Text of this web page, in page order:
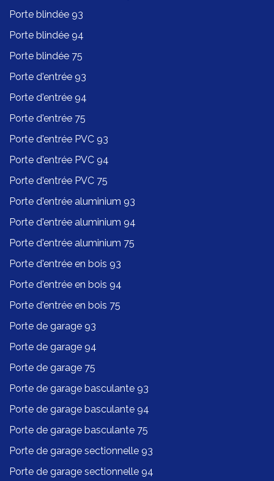
Porte blindée 93
Porte blindée 94
Porte blindée 75
Porte d'entrée 93
Porte d'entrée 94
Porte d'entrée 75
Porte d'entrée PVC 93
Porte d'entrée PVC 94
Porte d'entrée PVC 75
Porte d'entrée aluminium 93
Porte d'entrée aluminium 94
Porte d'entrée aluminium 75
Porte d'entrée en bois 93
Porte d'entrée en bois 94
Porte d'entrée en bois 75
Porte de garage 93
Porte de garage 94
Porte de garage 75
Porte de garage basculante 93
Porte de garage basculante 94
Porte de garage basculante 75
Porte de garage sectionnelle 93
Porte de garage sectionnelle 94